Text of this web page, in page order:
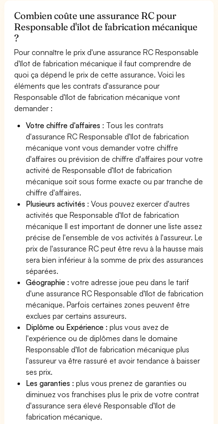
Combien coûte une assurance RC pour
Responsable d'îlot de fabrication mécanique
?
Pour connaître le prix d'une assurance RC Responsable
d'îlot de fabrication mécanique il faut comprendre de
quoi ça dépend le prix de cette assurance. Voici les
éléments que les contrats d'assurance pour
Responsable d'îlot de fabrication mécanique vont
demander :
Votre chiffre d'affaires : Tous les contrats
d'assurance RC Responsable d'îlot de fabrication
mécanique vont vous demander votre chiffre
d'affaires ou prévision de chiffre d'affaires pour votre
activité de Responsable d'îlot de fabrication
mécanique soit sous forme exacte ou par tranche de
chiffre d'affaires.
Plusieurs activités : Vous pouvez exercer d'autres
activités que Responsable d'îlot de fabrication
mécanique Il est important de donner une liste assez
précise de l'ensemble de vos activités à l'assureur. Le
prix de l'assurance RC peut être revu à la hausse mais
sera bien inférieur à la somme de prix des assurances
séparées.
Géographie :votre adresse joue peu dans le tarif
d'une assurance RC Responsable d'îlot de fabrication
mécanique. Parfois certaines zones peuvent être
exclues par certains assureurs.
Diplôme ou Expérience :plus vous avez de
l'expérience ou de diplômes dans le domaine
Responsable d'îlot de fabrication mécanique plus
l'assureur va être rassuré et avoir tendance à baisser
ses prix.
Les garanties :plus vous prenez de garanties ou
diminuez vos franchises plus le prix de votre contrat
d'assurance sera élevé Responsable d'îlot de
fabrication mécanique.